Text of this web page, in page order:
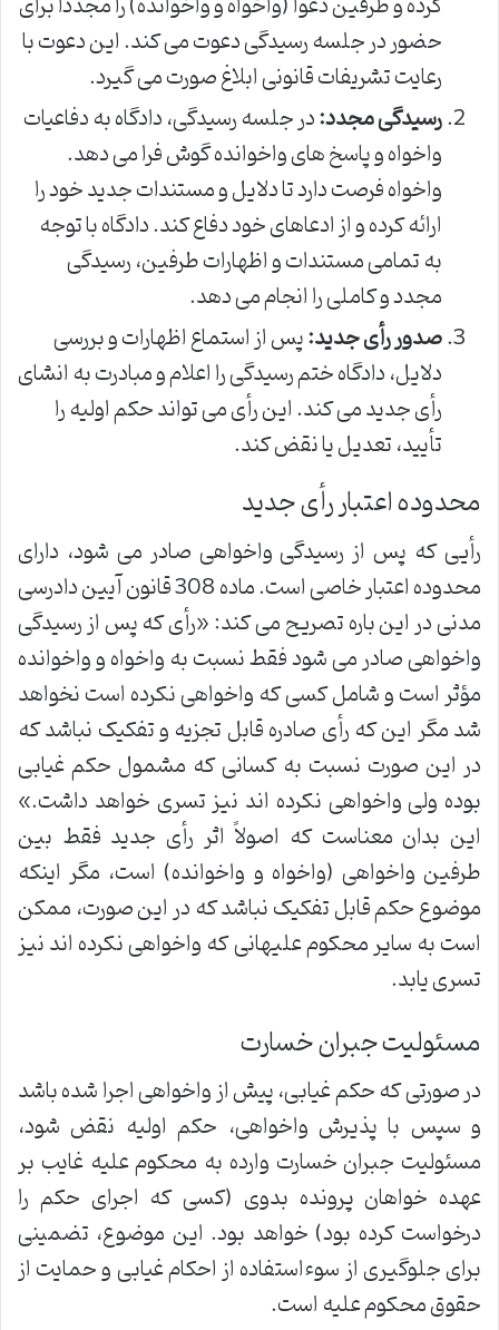
حضور در جلسه رسیدگی دعوت می کند. این دعوت با
رعایت تشریفات قانونی ابلاغ صورت می گیرد.
رسیدگی مجدد:در جلسه رسیدگی، دادگاه به دفاعیات
واخواه و پاسخ های واخوانده گوش فرا می دهد.
واخواه فرصت دارد تا دلایل و مستندات جدید خود را
ارائه کرده و از ادعاهای خود دفاع کند. دادگاه با توجه
به تمامی مستندات و اظهارات طرفین، رسیدگی
مجدد و کاملی را انجام می دهد.
صدور رأی جدید:پس از استماع اظهارات و بررسی
دلایل، دادگاه ختم رسیدگی را اعلام و مبادرت به انشای
رأی جدید می کند. این رأی می تواند حکم اولیه را
تأیید، تعدیل یا نقض کند.
محدوده اعتبار رأی جدید
رأیی که پس از رسیدگی واخواهی صادر می شود، دارای
محدوده اعتبار خاصی است. ماده 308 قانون آیین دادرسی
مدنی در این باره تصریح می کند: «رأی که پس از رسیدگی
واخواهی صادر می شود فقط نسبت به واخواه و واخوانده
مؤثر است و شامل کسی که واخواهی نکرده است نخواهد
شد مگر این که رأی صادره قابل تجزیه و تفکیک نباشد که
در این صورت نسبت به کسانی که مشمول حکم غیابی
بوده ولی واخواهی نکرده اند نیز تسری خواهد داشت.»
این بدان معناست که اصولاً اثر رأی جدید فقط بین
طرفین واخواهی (واخواه و واخوانده) است، مگر اینکه
موضوع حکم قابل تفکیک نباشد که در این صورت، ممکن
است به سایر محکوم علیهانی که واخواهی نکرده اند نیز
تسری یابد.
مسئولیت جبران خسارت
در صورتی که حکم غیابی، پیش از واخواهی اجرا شده باشد
و سپس با پذیرش واخواهی، حکم اولیه نقض شود،
مسئولیت جبران خسارت وارده به محکوم علیه غایب بر
عهده خواهان پرونده بدوی (کسی که اجرای حکم را
درخواست کرده بود) خواهد بود. این موضوع، تضمینی
برای جلوگیری از سوءاستفاده از احکام غیابی و حمایت از
حقوق محکوم علیه است.